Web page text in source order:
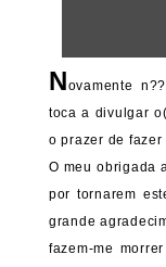
Novamente
toca a divulgar
o prazer de fazer
O meu obrigada
por tornarem
grande
fazem-me